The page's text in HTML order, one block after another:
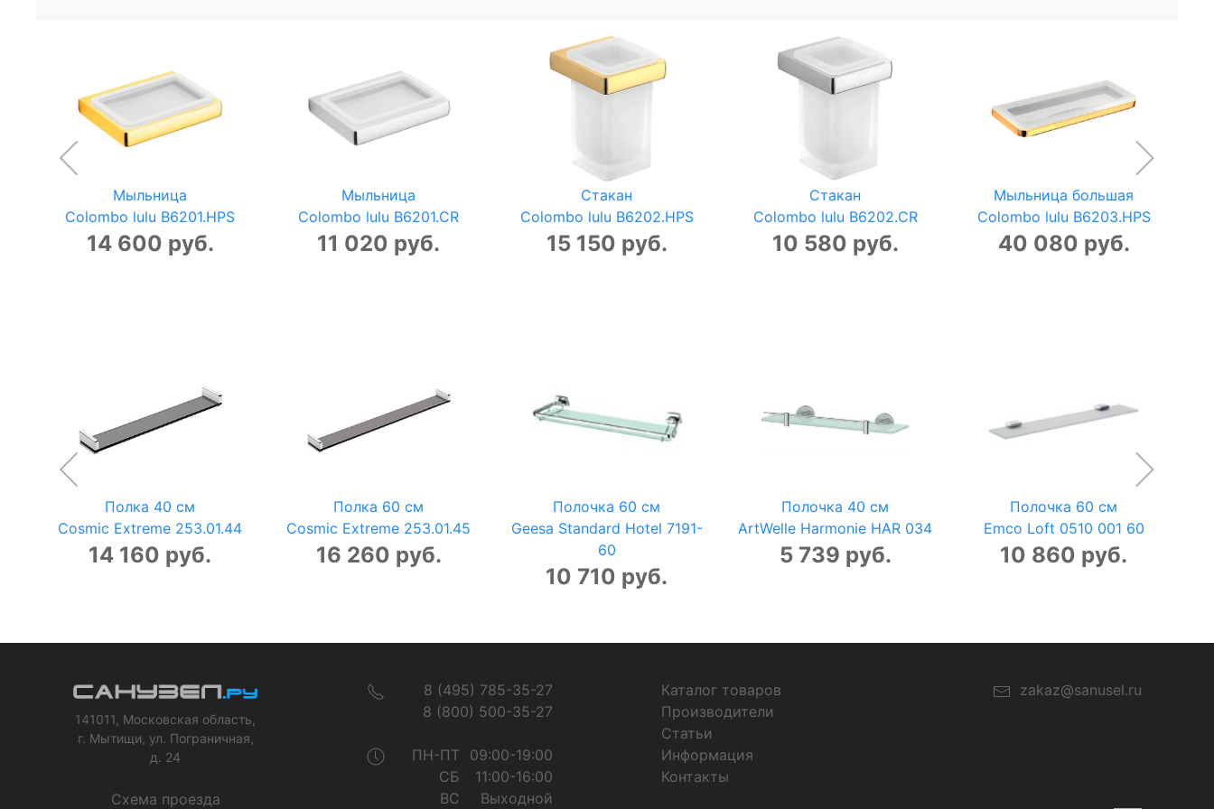
Мыльница
Colombo lulu B6201.HPS
14 600 руб.
Мыльница
Colombo lulu B6201.CR
11 020 руб.
Стакан
Colombo lulu B6202.HPS
15 150 руб.
Стакан
Colombo lulu B6202.CR
10 580 руб.
Мыльница большая
Colombo lulu B6203.HPS
40 080 руб.
Полка 40 см
Cosmic Extreme 253.01.44
14 160 руб.
Полка 60 см
Cosmic Extreme 253.01.45
16 260 руб.
Полочка 60 см
Geesa Standard Hotel 7191-
60
10 710 руб.
Полочка 40 см
ArtWelle Harmonie HAR 034
5 739 руб.
Полочка 60 см
Emco Loft 0510 001 60
10 860 руб.
141011, Московская область,
г. Мытищи, ул. Пограничная,
д. 24
Схема проезда
8 (495) 785-35-27
8 (800) 500-35-27
ПН-ПТ
09:00-19:00
СБ
11:00-16:00
ВС
Выходной
Каталог товаров
Производители
Статьи
Информация
Контакты
zakaz@sanusel.ru